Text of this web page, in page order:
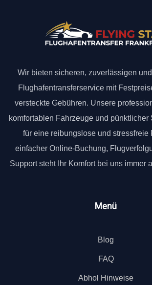
Wir bieten sicheren, zuverlässigen
Flughafentransferservice mit
versteckte Gebühren. Unsere
komfortablen Fahrzeuge und pünktlicher
für eine reibungslose und stressfreie
einfacher Online-Buchung,
Support steht Ihr Komfort bei uns immer
Menü
Blog
FAQ
Abhol Hinweise